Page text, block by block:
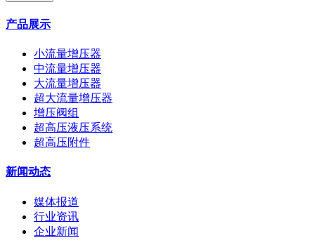
产品展示
小流量增压器
中流量增压器
大流量增压器
超大流量增压器
增压阀组
超高压液压系统
超高压附件
新闻动态
媒体报道
行业资讯
企业新闻